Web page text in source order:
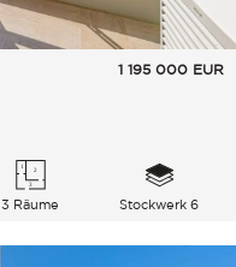
1 195 000 EUR
3 Räume Stockwerk 6